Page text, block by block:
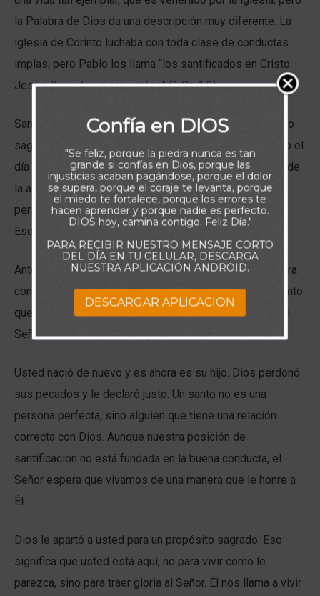
la Palabra de Dios da una descripción muy diferente. La
iglesia de Corinto luchaba con toda clase de conductas
impías, pero Pablo los llama “los santificados en Cristo
Jesús, llamados a ser santos” (1 Co 1.2).
Santificarsignifica apartar del uso común para dar un uso
sagrado. En la Biblia, el Señor ha santificado días (como el
día de reposo), lugares (el tabernáculo), cosas (el arca de
la alianza), y personas. Un santo es simplemente una
persona a quien Dios ha apartado para sus propósitos.
Eso significa que todo creyente es un santo.
Antes de que usted fuera salvo, su posición relativa para
con Dios era de enemistad (Ro 5.10). Pero en el momento
que puso su fe en Cristo como su Salvador personal, el
Señor cambió su posición y le apartó para Él.
Usted nació de nuevo y es ahora es su hijo. Dios perdonó
sus pecados y le declaró justo. Un santo no es una
persona perfecta, sino alguien que tiene una relación
correcta con Dios. Aunque nuestra posición de
santificación no está fundada en la buena conducta, el
Señor espera que vivamos de una manera que le honre a
Él.
Dios le apartó a usted para un propósito sagrado. Eso
significa que usted está aquí, no para vivir como le
parezca, sino para traer gloria al Señor. Él nos llama a vivir
Confía en DIOS
"Se feliz, porque la piedra nunca es tan
grande si confías en Dios, porque las
injusticias acaban pagándose, porque el dolor
se supera, porque el coraje te levanta, porque
el miedo te fortalece, porque los errores te
hacen aprender y porque nadie es perfecto.
DIOS hoy, camina contigo. Feliz Día."
PARA RECIBIR NUESTRO MENSAJE CORTO
DEL DÍA EN TU CELULAR, DESCARGA
NUESTRA APLICACIÓN ANDROID.
DESCARGAR APLICACION